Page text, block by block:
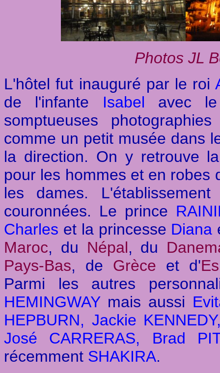
Photos JL
L'hôtel fut inauguré par le roi
de l'infante Isabel avec le
somptueuses
comme un petit musée dans
la direction. On y retrouve
pour les hommes et en robes
les dames.
couronnées. Le prince
Charles et la princesse Diana
Maroc, du Népal, du
Pays-Bas, de Grèce et d'
Parmi les autres
HEMINGWAY mais aussi
HEPBURN, Jackie
José CARRERAS, Brad
récemment SHAKIRA.